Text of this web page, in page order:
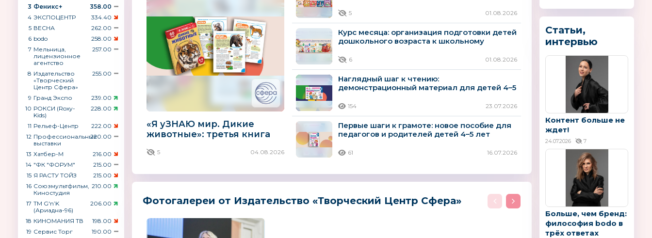
3 Феникс+
358.00
4 ЭКСПОЦЕНТР
334.40
5 ВЕСНА
262.00
6 bodo
258.00
7 Мельница,
лицензионное
агентство
257.00
8 Издательство
«Творческий
Центр Сфера»
255.00
9 Гранд Экспо
239.00
10 РОКСИ (Roxy-
Kids)
228.00
11 Рельеф-Центр
222.00
12 Профессиональные
выставки
220.00
13 Хатбер-М
216.00
14 "ФК "ФОРУМ"
215.00
15 Я РАСТУ ТОЙЗ
215.00
16 Союзмультфильм,
Киностудия
210.00
17 ТМ G′n’K
(Ариадна-96)
206.00
18 КИНОМАНИЯ ТВ
198.00
19 Сервис Торг
190.00
«Я уЗНАЮ мир. Дикие
животные»: третья книга
мир зверей
5 04.08.2026
5 01.08.2026
Курс месяца: организация подготовки детей
дошкольного возраста к школьному
6 01.08.2026
Наглядный шаг к чтению:
демонстрационный материал для детей 4–5
154 23.07.2026
Первые шаги к грамоте: новое пособие для
педагогов и родителей детей 4–5 лет
61 16.07.2026
Фотогалереи от Издательство «Творческий Центр Сфера»
Статьи,
интервью
Контент больше не
ждет!
24.07.2026 7
Больше, чем бренд:
философия bodo в
трёх ответах